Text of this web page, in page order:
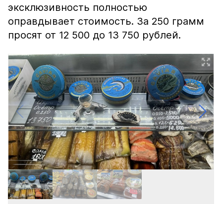
эксклюзивность полностью
оправдывает стоимость. За 250 грамм
просят от 12 500 до 13 750 рублей.